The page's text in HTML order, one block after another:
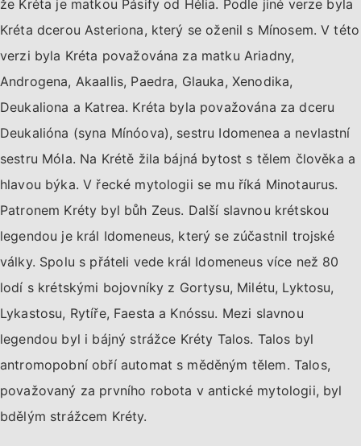
že Kréta je matkou Pásify od Hélia. Podle jiné verze byla
Kréta dcerou Asteriona, který se oženil s Mínosem. V této
verzi byla Kréta považována za matku Ariadny,
Androgena, Akaallis, Paedra, Glauka, Xenodika,
Deukaliona a Katrea. Kréta byla považována za dceru
Deukalióna (syna Mínóova), sestru Idomenea a nevlastní
sestru Móla. Na Krétě žila bájná bytost s tělem člověka a
hlavou býka. V řecké mytologii se mu říká Minotaurus.
Patronem Kréty byl bůh Zeus. Další slavnou krétskou
legendou je král Idomeneus, který se zúčastnil trojské
války. Spolu s přáteli vede král Idomeneus více než 80
lodí s krétskými bojovníky z Gortysu, Milétu, Lyktosu,
Lykastosu, Rytíře, Faesta a Knóssu. Mezi slavnou
legendou byl i bájný strážce Kréty Talos. Talos byl
antromopobní obří automat s měděným tělem. Talos,
považovaný za prvního robota v antické mytologii, byl
bdělým strážcem Kréty.